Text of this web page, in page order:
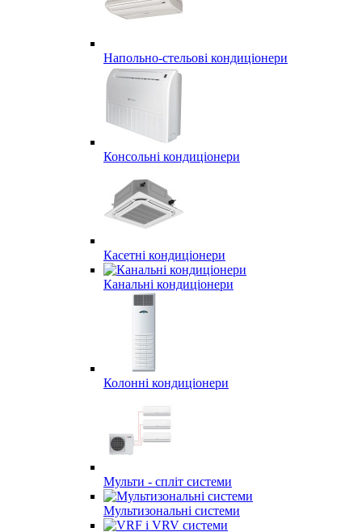
Напольно-стельові кондиціонери
Консольні кондиціонери
Касетні кондиціонери
Канальні кондиціонери
Колонні кондиціонери
Мульти - спліт системи
Мультизональні системи